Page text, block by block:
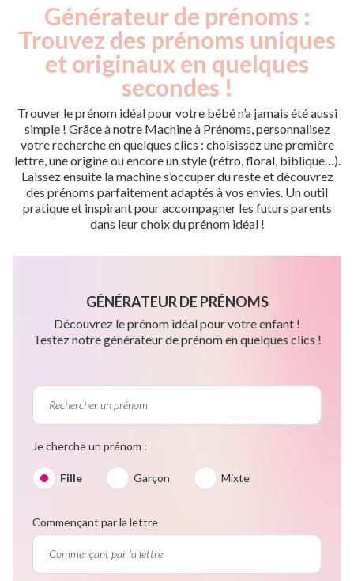
Générateur de prénoms :
Trouvez des prénoms uniques
et originaux en quelques
secondes !
Trouver le prénom idéal pour votre bébé n’a jamais été aussi
simple ! Grâce à notre Machine à Prénoms, personnalisez
votre recherche en quelques clics : choisissez une première
lettre, une origine ou encore un style (rétro, floral, biblique…).
Laissez ensuite la machine s’occuper du reste et découvrez
des prénoms parfaitement adaptés à vos envies. Un outil
pratique et inspirant pour accompagner les futurs parents
dans leur choix du prénom idéal !
GÉNÉRATEUR DE PRÉNOMS
Découvrez le prénom idéal pour votre enfant !
Testez notre générateur de prénom en quelques clics !
Je cherche un prénom :
Fille Garçon Mixte
Commençant par la lettre